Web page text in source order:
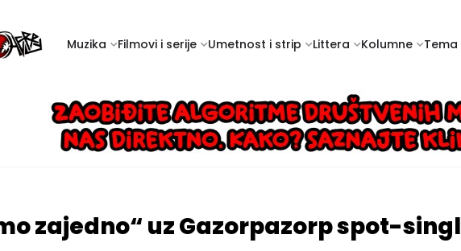
Muzika Filmovi i serije Umetnost i strip Littera Kolumne Tema
zajedno“ uz Gazorpazorp spot-singl